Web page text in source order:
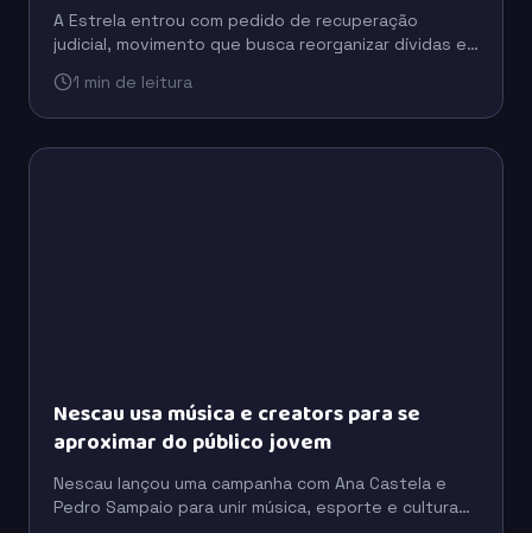
A Estrela entrou com pedido de recuperação
judicial, movimento que busca reorganizar dívidas e
financeira.
1 min de leitura
Nescau usa música e creators para se
aproximar do público jovem
Nescau lançou uma campanha com Ana Castela e
Pedro Sampaio para unir música, esporte e cultura